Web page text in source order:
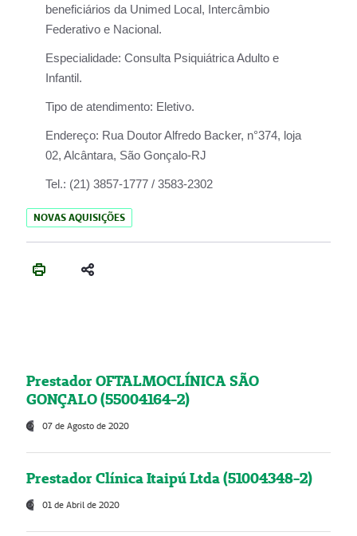
beneficiários da Unimed Local, Intercâmbio
Federativo e Nacional.
Especialidade: Consulta Psiquiátrica Adulto e
Infantil.
Tipo de atendimento: Eletivo.
Endereço: Rua Doutor Alfredo Backer, n°374, loja
02, Alcântara, São Gonçalo-RJ
Tel.: (21) 3857-1777 / 3583-2302
NOVAS AQUISIÇÕES
Prestador OFTALMOCLÍNICA SÃO
GONÇALO (55004164-2)
07 de Agosto de 2020
Prestador Clínica Itaipú Ltda (51004348-2)
01 de Abril de 2020